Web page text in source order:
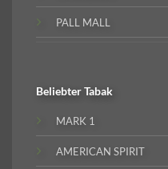
PALL MALL
BeliebterTabak
MARK 1
AMERICAN SPIRIT